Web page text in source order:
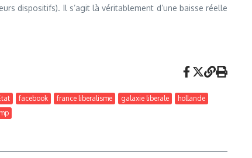
dispositifs). Il s’agit là véritablement d’une baisse réelle
facebook france liberalisme galaxie liberale
hollande